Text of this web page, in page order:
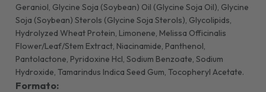
Geraniol, Glycine Soja (Soybean) Oil (Glycine Soja Oil), Glycine
Soja (Soybean) Sterols (Glycine Soja Sterols), Glycolipids,
Hydrolyzed Wheat Protein, Limonene, Melissa Officinalis
Flower/Leaf/Stem Extract, Niacinamide, Panthenol,
Pantolactone, Pyridoxine Hcl, Sodium Benzoate, Sodium
Hydroxide, Tamarindus Indica Seed Gum, Tocopheryl Acetate.
Formato: